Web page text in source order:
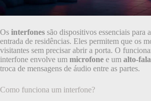
Os interfones são dispositivos essenciais para
entrada de residências. Eles permitem que os
visitantes sem precisar abrir a porta. O
interfone envolve um microfone e um alto-
troca de mensagens de áudio entre as partes.
Como funciona um interfone?